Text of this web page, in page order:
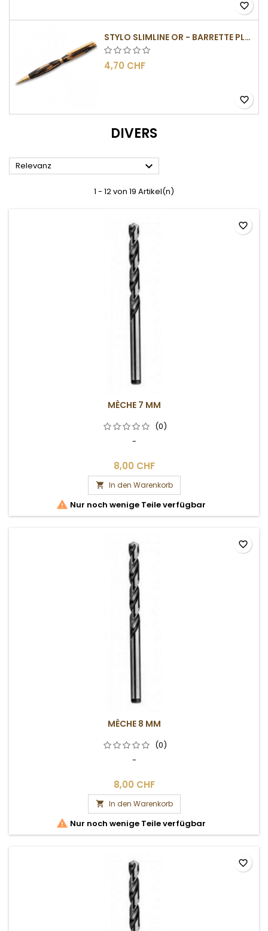
favorite_border
STYLO SLIMLINE OR - BARRETTE PLATE
4,70 CHF
favorite_border
DIVERS
Relevanz 
1 - 12 von 19 Artikel(n)
MÈCHE 7 MM
(0)
-
8,00 CHF
 In den Warenkorb
 Nur noch wenige Teile verfügbar
favorite_border
MÈCHE 8 MM
(0)
-
8,00 CHF
 In den Warenkorb
 Nur noch wenige Teile verfügbar
favorite_border
favorite_border